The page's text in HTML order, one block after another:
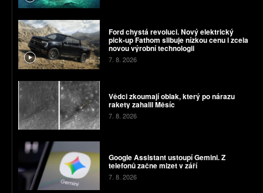
Ford chystá revoluci. Nový elektrický
pick-up Fathom slibuje nízkou cenu i zcela
novou výrobní technologii
7. 8. 2026
Vědci zkoumají oblak, který po nárazu
rakety zahalil Měsíc
7. 8. 2026
Google Assistant ustoupí Gemini. Z
telefonů začne mizet v září
7. 8. 2026